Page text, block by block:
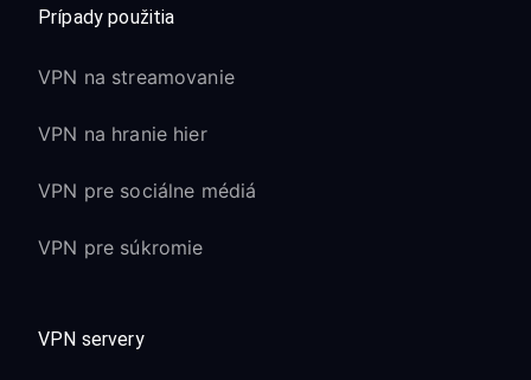
Prípady použitia
VPN na streamovanie
VPN na hranie hier
VPN pre sociálne médiá
VPN pre súkromie
VPN servery